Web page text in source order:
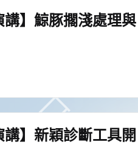
】鯨豚擱淺處理與
】新穎診斷工具開